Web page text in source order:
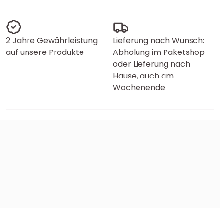
2 Jahre Gewährleistung
auf unsere Produkte
Lieferung nach Wunsch:
Abholung im Paketshop
oder Lieferung nach
Hause, auch am
Wochenende